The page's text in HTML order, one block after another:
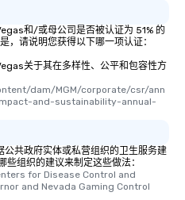
和/或母公司是否被认证为 51% 的
，请说明您获得以下哪一项认证：
关于其在多样性、公平和包容性方
dam/MGM/corporate/csr/ann
and-sustainability-annual-
共政府实体或私营组织的卫生服务建
组织的建议来制定这些做法：
for Disease Control and
and Nevada Gaming Control